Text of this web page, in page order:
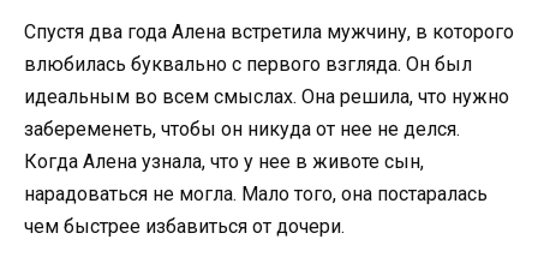
Спустя два года Алена встретила мужчину, в которого
влюбилась буквально с первого взгляда. Он был
идеальным во всем смыслах. Она решила, что нужно
забеременеть, чтобы он никуда от нее не делся.
Когда Алена узнала, что у нее в животе сын,
нарадоваться не могла. Мало того, она постаралась
чем быстрее избавиться от дочери.